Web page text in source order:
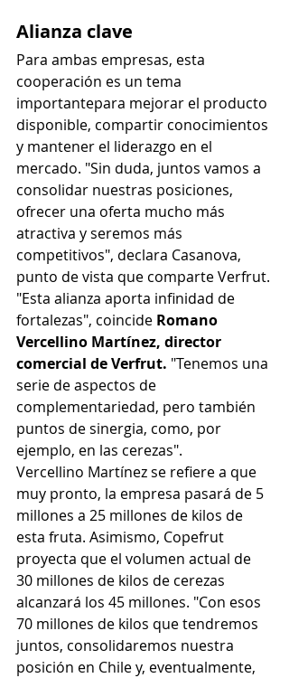
Alianza clave
Para ambas empresas, esta
cooperación es un tema
importantepara mejorar el producto
disponible, compartir conocimientos
y mantener el liderazgo en el
mercado. "Sin duda, juntos vamos a
consolidar nuestras posiciones,
ofrecer una oferta mucho más
atractiva y seremos más
competitivos", declara Casanova,
punto de vista que comparte Verfrut.
"Esta alianza aporta infinidad de
fortalezas", coincide Romano
Vercellino Martínez, director
comercial de Verfrut. "Tenemos una
serie de aspectos de
complementariedad, pero también
puntos de sinergia, como, por
ejemplo, en las cerezas".
Vercellino Martínez se refiere a que
muy pronto, la empresa pasará de 5
millones a 25 millones de kilos de
esta fruta. Asimismo, Copefrut
proyecta que el volumen actual de
30 millones de kilos de cerezas
alcanzará los 45 millones. "Con esos
70 millones de kilos que tendremos
juntos, consolidaremos nuestra
posición en Chile y, eventualmente,